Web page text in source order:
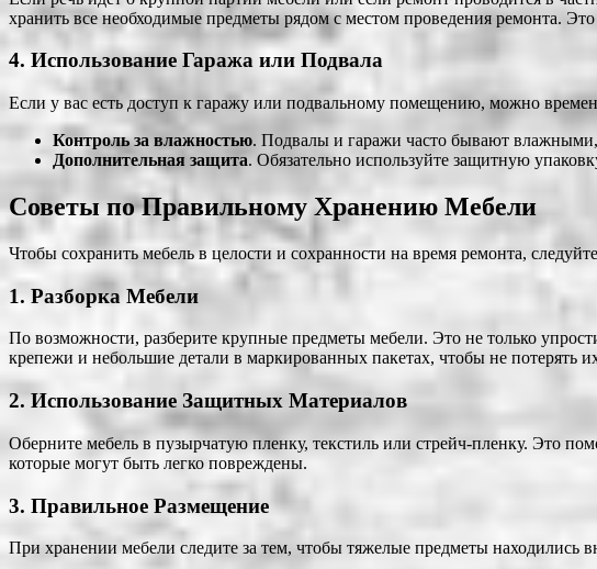
хранить все необходимые предметы рядом с местом проведения ремонта.
4. Использование Гаража или Подвала
Если у вас есть доступ к гаражу или подвальному помещению, можно
Контроль за влажностью. Подвалы и гаражи часто бывают
Дополнительная защита. Обязательно используйте защитную
Советы по Правильному Хранению Мебели
Чтобы сохранить мебель в целости и сохранности на время ремонта,
1. Разборка Мебели
По возможности, разберите крупные предметы мебели. Это не только
крепежи и небольшие детали в маркированных пакетах, чтобы не потерять
2. Использование Защитных Материалов
Оберните мебель в пузырчатую пленку, текстиль или стрейч-пленку. Это
которые могут быть легко повреждены.
3. Правильное Размещение
При хранении мебели следите за тем, чтобы тяжелые предметы находились